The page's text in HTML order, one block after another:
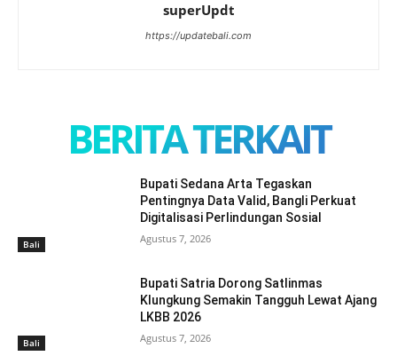
superUpdt
https://updatebali.com
BERITA TERKAIT
Bali
Bupati Sedana Arta Tegaskan
Pentingnya Data Valid, Bangli Perkuat
Digitalisasi Perlindungan Sosial
Agustus 7, 2026
Bali
Bupati Satria Dorong Satlinmas
Klungkung Semakin Tangguh Lewat Ajang
LKBB 2026
Agustus 7, 2026